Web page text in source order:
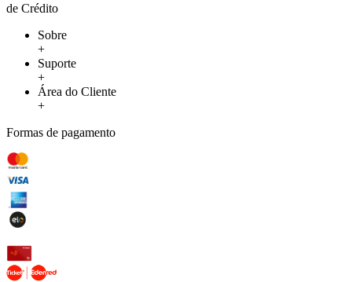
de Crédito
Sobre
+
Suporte
+
Área do Cliente
+
Formas de pagamento